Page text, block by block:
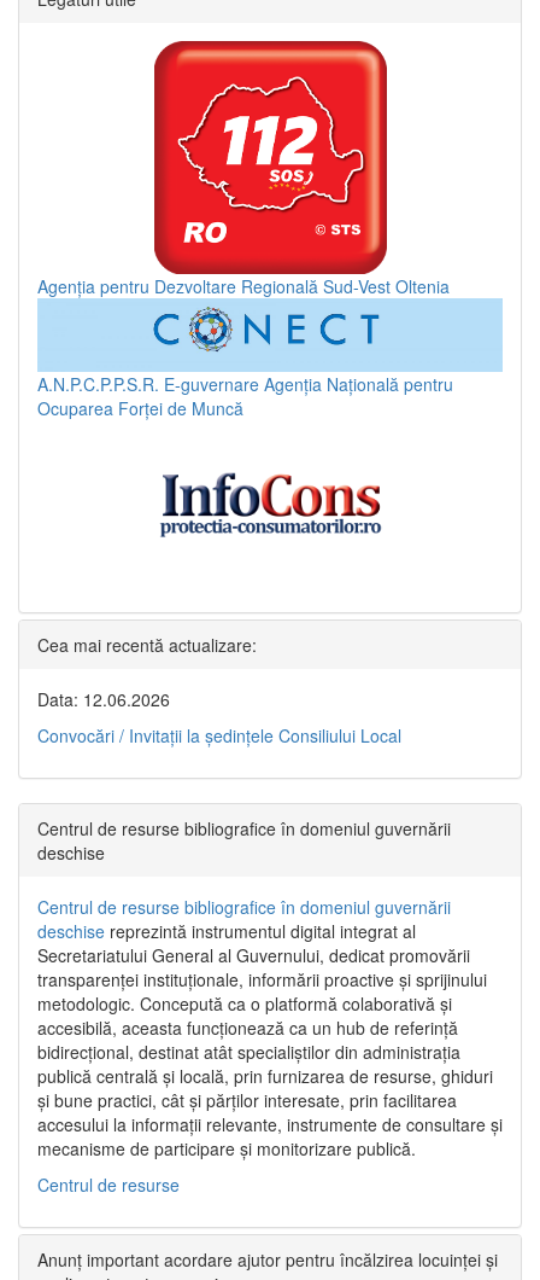
Agenția pentru Dezvoltare Regională Sud-Vest Oltenia
A.N.P.C.P.P.S.R. E-guvernare Agenția Națională pentru
Ocuparea Forței de Muncă
Cea mai recentă actualizare:
Data: 12.06.2026
Convocări / Invitaţii la şedinţele Consiliului Local
Centrul de resurse bibliografice în domeniul guvernării
deschise
Centrul de resurse bibliografice în domeniul guvernării
deschise reprezintă instrumentul digital integrat al
Secretariatului General al Guvernului, dedicat promovării
transparenței instituționale, informării proactive și sprijinului
metodologic. Concepută ca o platformă colaborativă și
accesibilă, aceasta funcționează ca un hub de referință
bidirecțional, destinat atât specialiștilor din administrația
publică centrală și locală, prin furnizarea de resurse, ghiduri
și bune practici, cât și părților interesate, prin facilitarea
accesului la informații relevante, instrumente de consultare și
mecanisme de participare și monitorizare publică.
Centrul de resurse
Anunț important acordare ajutor pentru încălzirea locuinței și